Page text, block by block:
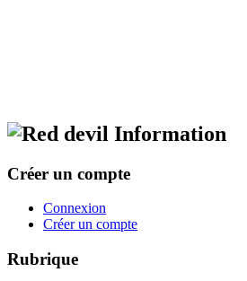
Information
Créer un compte
Connexion
Créer un compte
Rubrique